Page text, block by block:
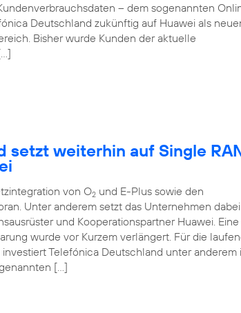
– dem sogenannten
Deutschland zukünftig auf Huawei als
Bisher wurde Kunden der aktuelle
setzt weiterhin auf Single
von O2 und E-Plus sowie den
Unter anderem setzt das Unternehmen dabei
und Kooperationspartner Huawei. Eine
wurde vor Kurzem verlängert. Für die
Telefónica Deutschland unter anderem
[…]